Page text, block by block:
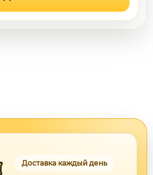
Доставка каждый день